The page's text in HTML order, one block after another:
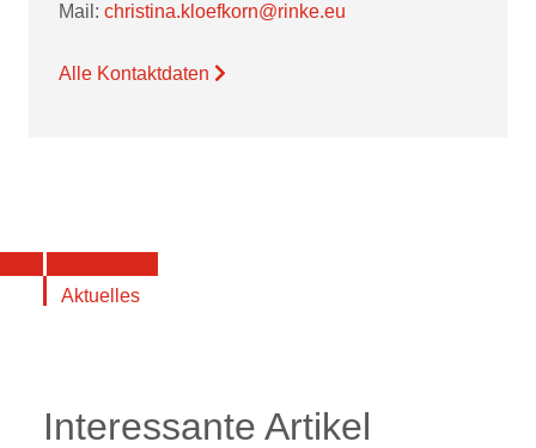
Mail: christina.kloefkorn@rinke.eu
Alle Kontaktdaten
Aktuelles
Interessante Artikel